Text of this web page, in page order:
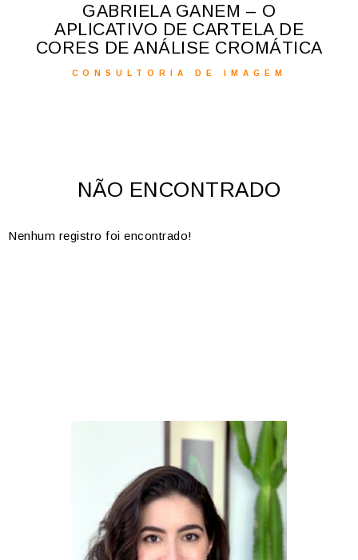
GABRIELA GANEM – O
APLICATIVO DE CARTELA DE
DE ANÁLISE CROMÁTICA
CONSULTORIA DE IMAGEM
NÃO ENCONTRADO
Nenhum registro foi encontrado!